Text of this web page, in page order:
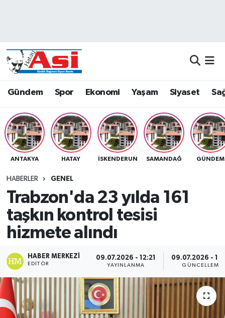
Gündem Spor Ekonomi Yaşam Siyaset
ANTAKYA HATAY İSKENDERUN SAMANDAĞ GÜNDEM
HABERLER GENEL
Trabzon'da 23 yılda 161
taşkın kontrol tesisi
hizmete alındı
HABER MERKEZI
EDITÖR
09.07.2026 - 12:21
YAYINLANMA
09.07.2026 -
GÜNCELLEME
Dünya
Eğitim
Ekonomi
Gündem
Sağlık
Siyaset
Hava Durumu
Namaz Vakitleri
Trafik Durumu
Süper Lig Puan Durumu ve Fikstür
Son Dakika Haberleri
Haber Arşivi